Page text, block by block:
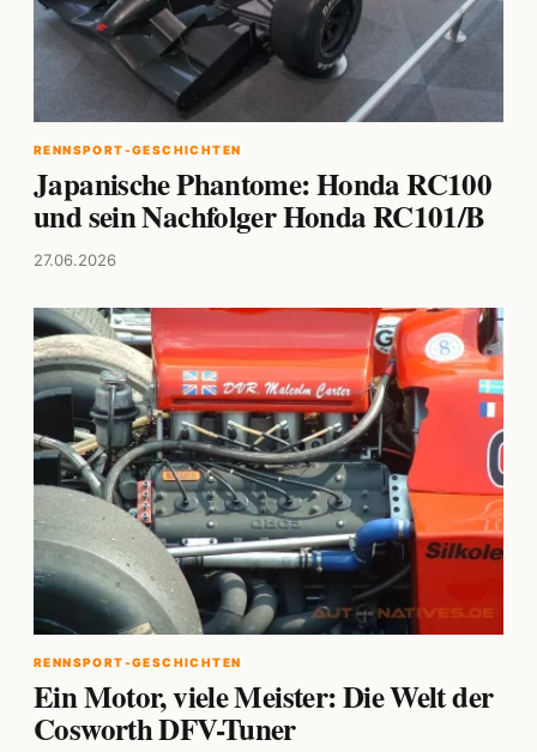
RENNSPORT-GESCHICHTEN
Japanische Phantome: Honda RC100
und sein Nachfolger Honda RC101/B
27.06.2026
RENNSPORT-GESCHICHTEN
Ein Motor, viele Meister: Die Welt der
Cosworth DFV-Tuner